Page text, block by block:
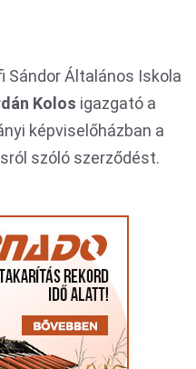
Sándor Általános Iskola
Kolos igazgató a
képviselőházban a
szóló szerződést.